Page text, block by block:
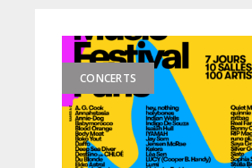
CONCERTS